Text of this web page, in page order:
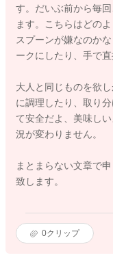
す。だいぶ前から毎
ます。こちらはどの
スプーンが嫌なのか
ークにしたり、手で
大人と同じものを欲
に調理したり、取り
て安全だよ、美味し
況が変わりません。
まとまらない文章で
致します。
0クリップ